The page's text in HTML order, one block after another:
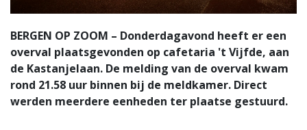
BERGEN OP ZOOM – Donderdagavond heeft er een
overval plaatsgevonden op cafetaria 't Vijfde, aan
de Kastanjelaan. De melding van de overval kwam
rond 21.58 uur binnen bij de meldkamer. Direct
werden meerdere eenheden ter plaatse gestuurd.